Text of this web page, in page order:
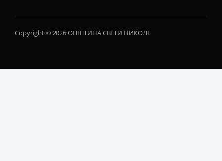
Copyright © 2026 ОПШТИНА СВЕТИ НИКОЛЕ